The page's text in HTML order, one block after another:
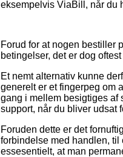
eksempelvis ViaBill, når du
Forud for at nogen bestiller
betingelser, det er dog
Et nemt alternativ kunne
generelt er et fingerpeg om
gang i mellem besigtiges af
support, når du bliver udsat
Foruden dette er det
forbindelse med handlen, til
essesentielt, at man